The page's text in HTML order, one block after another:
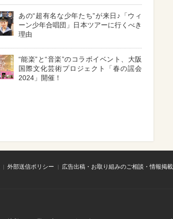
あの“超有名な少年たち”が来日♪「ウィ
ーン少年合唱団」日本ツアーに行くべき
理由
“能楽”と“音楽”のコラボイベント、大阪
国際文化芸術プロジェクト「春の謡会
2024」開催！
外部送信ポリシー
広告出稿・お取り組みのご相談・情報掲